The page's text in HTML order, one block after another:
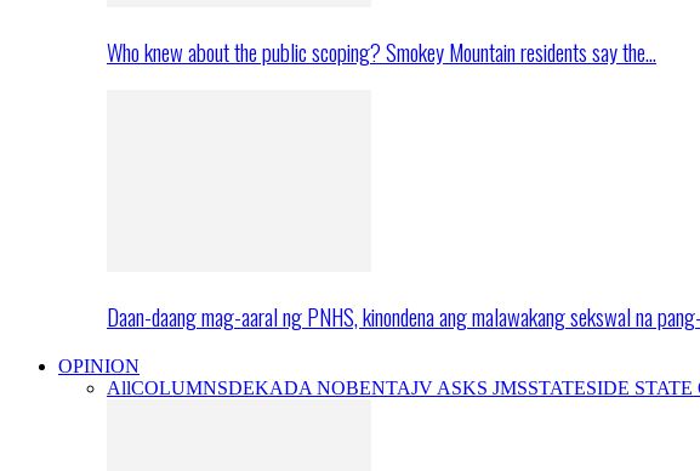
Who knew about the public scoping? Smokey Mountain residents say the…
Daan-daang mag-aaral ng PNHS, kinondena ang malawakang sekswal na
OPINION
AllCOLUMNSDEKADA NOBENTAJV ASKS JMSSTATESIDE